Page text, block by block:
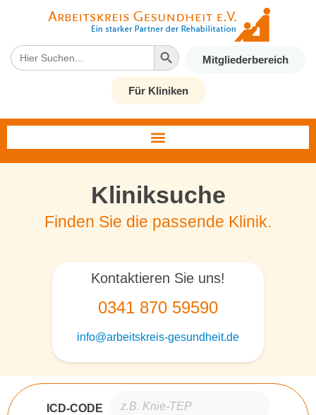
Search
for:
Search Button
Mitgliederbereich
Für Kliniken
Kliniksuche
Finden Sie die passende Klinik.
Kontaktieren Sie uns!
0341 870 59590
info@arbeitskreis-gesundheit.de
ICD-CODE